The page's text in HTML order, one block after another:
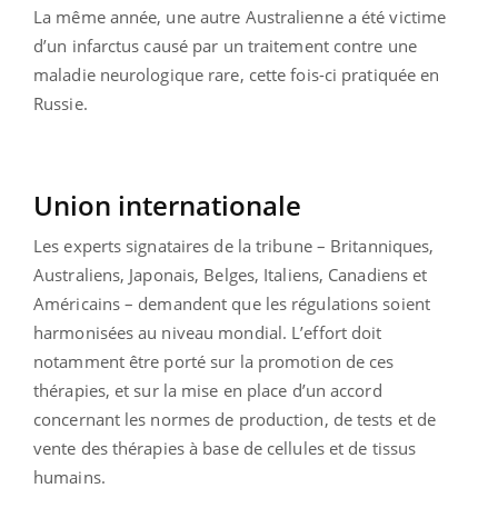
La même année, une autre Australienne a été victime
d’un infarctus causé par un traitement contre une
maladie neurologique rare, cette fois-ci pratiquée en
Russie.
Union internationale
Les experts signataires de la tribune – Britanniques,
Australiens, Japonais, Belges, Italiens, Canadiens et
Américains – demandent que les régulations soient
harmonisées au niveau mondial. L’effort doit
notamment être porté sur la promotion de ces
thérapies, et sur la mise en place d’un accord
concernant les normes de production, de tests et de
vente des thérapies à base de cellules et de tissus
humains.